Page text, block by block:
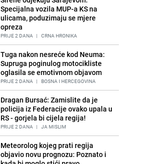
Specijalna vozila MUP-a KS na
ulicama, poduzimaju se mjere
opreza
PRIJE 2 DANA | CRNA HRONIKA
Tuga nakon nesreće kod Neuma:
Supruga poginulog motocikliste
oglasila se emotivnom objavom
PRIJE 2 DANA | BOSNA I HERCEGOVINA
Dragan Bursać: Zamislite da je
policija iz Federacije ovako upala u
RS - gorjela bi cijela regija!
PRIJE 2 DANA | JA MISLIM
Meteorolog kojeg prati regija
objavio novu prognozu: Poznato i